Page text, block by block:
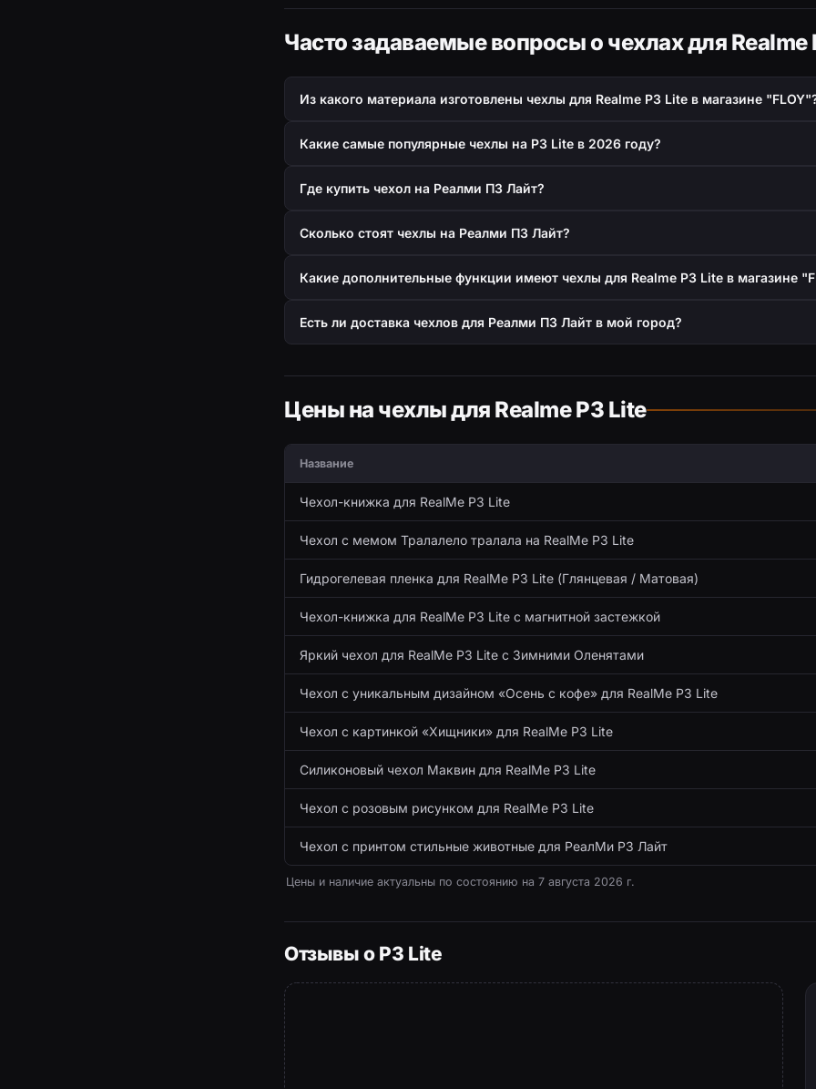
Часто задаваемые вопросы о чехлах для Realme
Из какого материала изготовлены чехлы для Realme P3 Lite в магазине
Какие самые популярные чехлы на P3 Lite в 2026 году?
Где купить чехол на Реалми П3 Лайт?
Сколько стоят чехлы на Реалми П3 Лайт?
Какие дополнительные функции имеют чехлы для Realme P3 Lite в магазине
Есть ли доставка чехлов для Реалми П3 Лайт в мой город?
Цены на чехлы для Realme P3 Lite
Название
Чехол-книжка для RealMe P3 Lite
Чехол с мемом Тралалело тралала на RealMe P3 Lite
Гидрогелевая пленка для RealMe P3 Lite (Глянцевая / Матовая)
Чехол-книжка для RealMe P3 Lite с магнитной застежкой
Яркий чехол для RealMe P3 Lite с Зимними Оленятами
Чехол с уникальным дизайном «Осень с кофе» для RealMe P3 Lite
Чехол с картинкой «Хищники» для RealMe P3 Lite
Силиконовый чехол Маквин для RealMe P3 Lite
Чехол с розовым рисунком для RealMe P3 Lite
Чехол с принтом стильные животные для РеалМи P3 Лайт
Цены и наличие актуальны по состоянию на 7 августа 2026 г.
Отзывы о P3 Lite